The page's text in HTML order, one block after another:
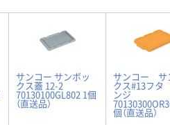
サンコー サンボッ
クス蓋 12-2
70130100GL802 1個
（直送品）
サンコー サ
クス#13フ
ンジ
個（直送品）